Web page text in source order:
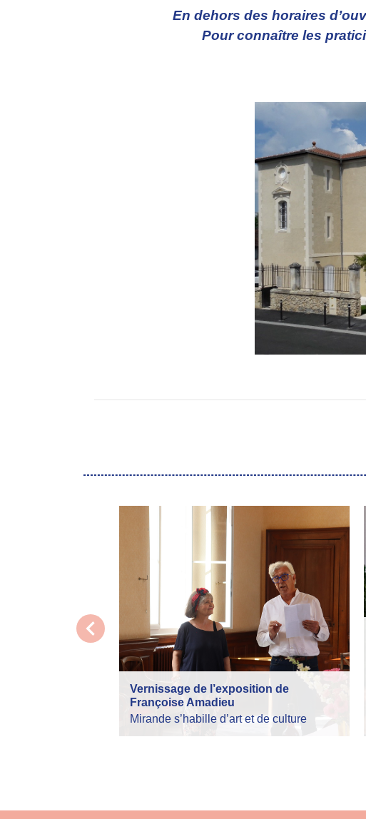
En dehors des horaires
Pour connaître les
Vernissage de l’exposition de
Françoise Amadieu
Mirande s’habille d’art et de culture
chevron_left